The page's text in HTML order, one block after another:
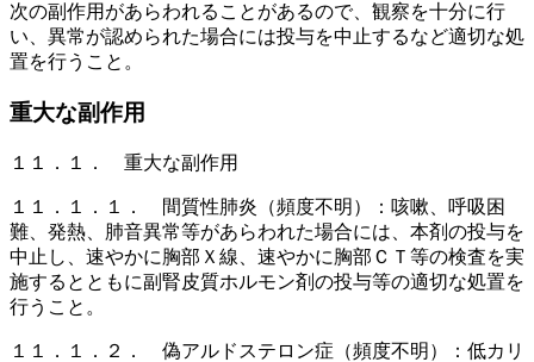
次の副作用があらわれることがあるので、観察を十分に行
い、異常が認められた場合には投与を中止するなど適切な処
置を行うこと。
重大な副作用
１１．１． 重大な副作用
１１．１．１． 間質性肺炎（頻度不明）：咳嗽、呼吸困
難、発熱、肺音異常等があらわれた場合には、本剤の投与を
中止し、速やかに胸部Ｘ線、速やかに胸部ＣＴ等の検査を実
施するとともに副腎皮質ホルモン剤の投与等の適切な処置を
行うこと。
１１．１．２． 偽アルドステロン症（頻度不明）：低カリ